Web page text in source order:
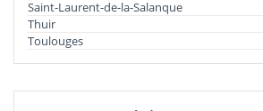
Saint-Laurent-de-la-Salanque
Thuir
Toulouges